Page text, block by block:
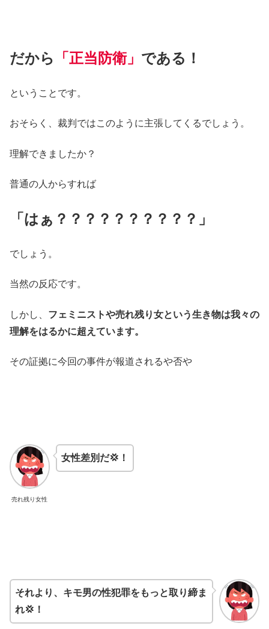
だから 「正当防衛」 である！
ということです。
おそらく、裁判ではこのように主張してくるでしょう。
理解できましたか？
普通の人からすれば
「はぁ？？？？？？？？？？」
でしょう。
当然の反応です。
しかし、 フェミニストや売れ残り女という生き物は我々の
理解をはるかに超えています。
その証拠に今回の事件が報道されるや否や
売れ残り女性
女性差別だ💢！
それより、キモ男の性犯罪をもっと取り締ま
れ💢！